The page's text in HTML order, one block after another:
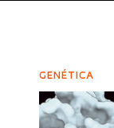
GENÉTICA